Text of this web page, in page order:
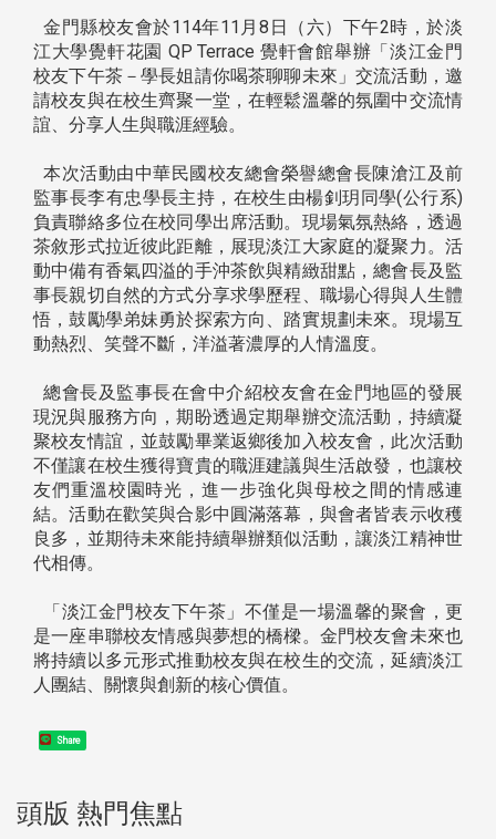
金門縣校友會於114年11月8日（六）下午2時，於淡
江大學覺軒花園 QP Terrace 覺軒會館舉辦「淡江金門
校友下午茶－學長姐請你喝茶聊聊未來」交流活動，邀
請校友與在校生齊聚一堂，在輕鬆溫馨的氛圍中交流情
誼、分享人生與職涯經驗。
本次活動由中華民國校友總會榮譽總會長陳滄江及前
監事長李有忠學長主持，在校生由楊釗玥同學(公行系)
負責聯絡多位在校同學出席活動。現場氣氛熱絡，透過
茶敘形式拉近彼此距離，展現淡江大家庭的凝聚力。活
動中備有香氣四溢的手沖茶飲與精緻甜點，總會長及監
事長親切自然的方式分享求學歷程、職場心得與人生體
悟，鼓勵學弟妹勇於探索方向、踏實規劃未來。現場互
動熱烈、笑聲不斷，洋溢著濃厚的人情溫度。
總會長及監事長在會中介紹校友會在金門地區的發展
現況與服務方向，期盼透過定期舉辦交流活動，持續凝
聚校友情誼，並鼓勵畢業返鄉後加入校友會，此次活動
不僅讓在校生獲得寶貴的職涯建議與生活啟發，也讓校
友們重溫校園時光，進一步強化與母校之間的情感連
結。活動在歡笑與合影中圓滿落幕，與會者皆表示收穫
良多，並期待未來能持續舉辦類似活動，讓淡江精神世
代相傳。
「淡江金門校友下午茶」不僅是一場溫馨的聚會，更
是一座串聯校友情感與夢想的橋樑。金門校友會未來也
將持續以多元形式推動校友與在校生的交流，延續淡江
人團結、關懷與創新的核心價值。
Share
頭版 熱門焦點